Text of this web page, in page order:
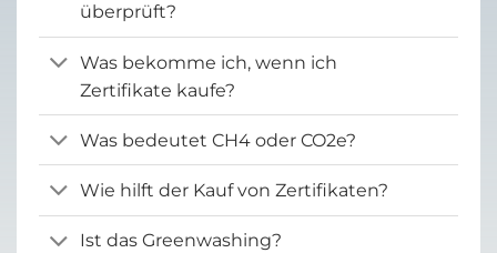
überprüft?
Was bekomme ich, wenn ich
Zertifikate kaufe?
Was bedeutet CH4 oder CO2e?
Wie hilft der Kauf von Zertifikaten?
Ist das Greenwashing?